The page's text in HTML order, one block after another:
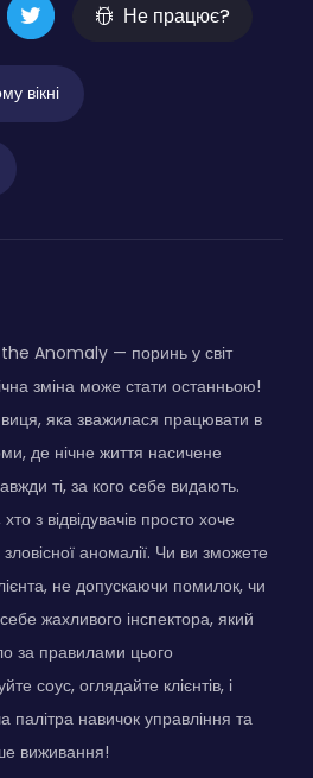
Не працює?
вікні
Anomaly — поринь у світ
зміна може стати останньою!
яка зважилася працювати в
де нічне життя насичене
ті, за кого себе видають.
з відвідувачів просто хоче
аномалії. Чи ви зможете
не допускаючи помилок, чи
жахливого інспектора, який
за правилами цього
соус, оглядайте клієнтів, і
палітра навичок управління та
виживання!